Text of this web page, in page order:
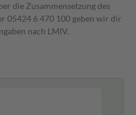
die Zusammensetzung des
05424 6 470 100 geben wir dir
nach LMIV.